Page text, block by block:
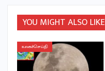
YOU MIGHT ALSO LIKE
உலகச்செய்தி